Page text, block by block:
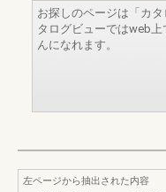
お探しのページは「カ
タログビューではweb
んになれます。
左ページから抽出された内容